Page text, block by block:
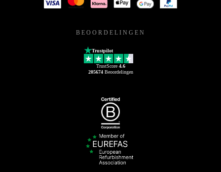
BEOORDELINGEN
Trustpilot
TrustScore 4.6
205674Beoordelingen